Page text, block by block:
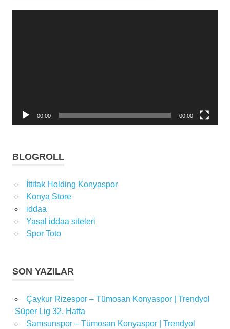
00:00 00:00
BLOGROLL
İttifak Holding Konyaspor
Konya Store
iddaa
Yasal iddaa siteleri
Spor Toto
SON YAZILAR
Çaykur Rizespor – Tümosan Konyaspor | Trendyol
Süper Lig 32. Hafta
Samsunspor – Tümosan Konyaspor | Trendyol